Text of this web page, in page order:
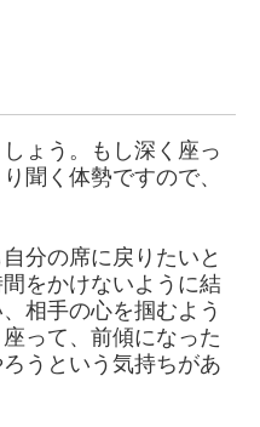
ょう。もし深く座っ
聞く体勢ですので、
分の席に戻りたいと
をかけないように結
相手の心を掴むよう
って、前傾になった
うという気持ちがあ